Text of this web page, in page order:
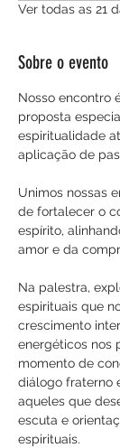
Ver todas as 21
Sobre o evento
Nosso encontro
proposta
espiritualidade
aplicação de
Unimos nossas
de fortalecer o
espírito,
amor e da
Na palestra,
espirituais que
crescimento
energéticos nos
momento de
diálogo fraterno
aqueles que
escuta e
espirituais.